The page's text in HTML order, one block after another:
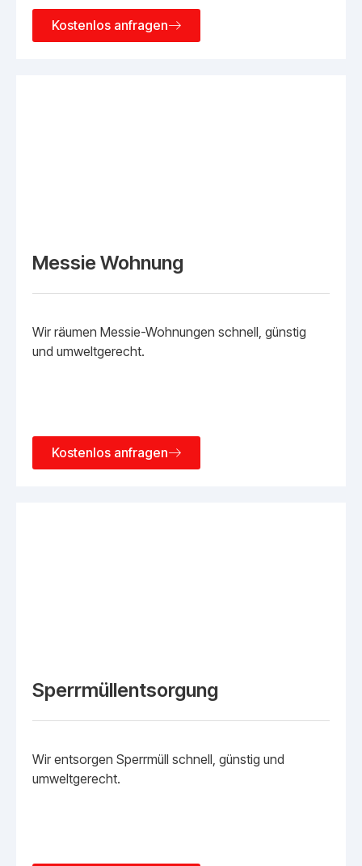
Kostenlos anfragen
Messie Wohnung
Wir räumen Messie-Wohnungen schnell, günstig
und umweltgerecht.
Kostenlos anfragen
Sperrmüllentsorgung
Wir entsorgen Sperrmüll schnell, günstig und
umweltgerecht.